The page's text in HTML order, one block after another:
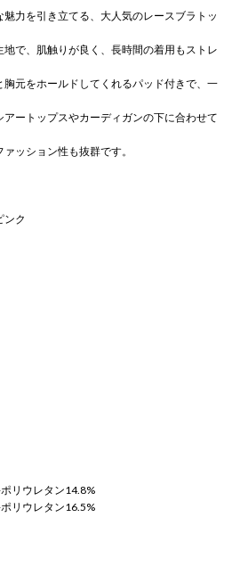
力を引き立てる、大人気のレースブラトッ
で、肌触りが良く、長時間の着用もストレ
胸元をホールドしてくれるパッド付きで、一
ートップスやカーディガンの下に合わせて
ッション性も抜群です。
ンク
リウレタン14.8%
リウレタン16.5%